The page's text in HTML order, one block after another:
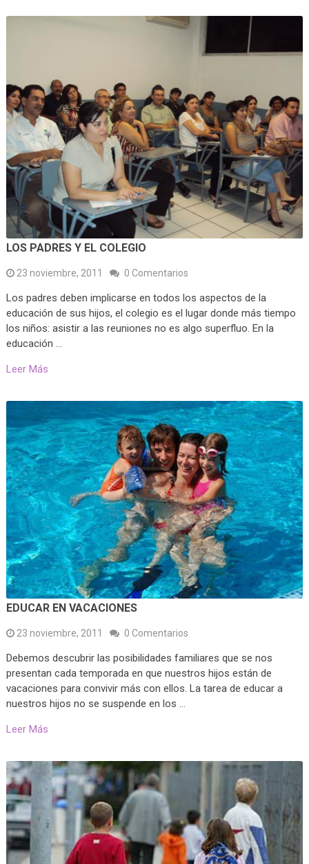
LOS PADRES Y EL COLEGIO
23 noviembre, 2011 0 Comentarios
Los padres deben implicarse en todos los aspectos de la
educación de sus hijos, el colegio es el lugar donde más tiempo
los niños: asistir a las reuniones no es algo superfluo. En la
educación …
Leer Más
EDUCAR EN VACACIONES
23 noviembre, 2011 0 Comentarios
Debemos descubrir las posibilidades familiares que se nos
presentan cada temporada en que nuestros hijos están de
vacaciones para convivir más con ellos. La tarea de educar a
nuestros hijos no se suspende en los …
Leer Más